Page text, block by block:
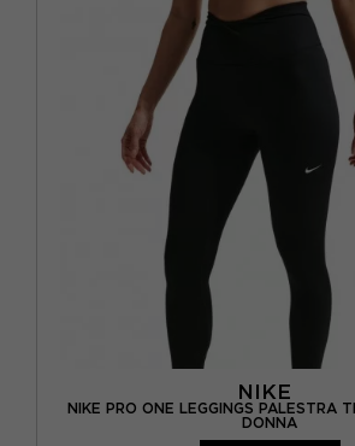
NIKE
NIKE PRO ONE LEGGINGS PALESTRA
DONNA